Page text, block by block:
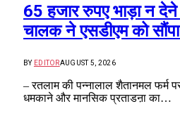
65 हजार रुपए भाड़ा न
चालक ने एसडीएम को सौंपा
BY EDITORAUGUST 5, 2026
– रतलाम की पन्नालाल शैतानमल फर्म
धमकाने और मानसिक प्रताडऩा का…